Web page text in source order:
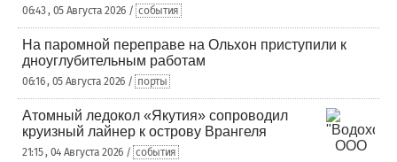
06:43 , 05 Августа 2026 / события
На паромной переправе на Ольхон приступили к
дноуглубительным работам
06:16 , 05 Августа 2026 / порты
Атомный ледокол «Якутия» сопроводил
круизный лайнер к острову Врангеля
21:15 , 04 Августа 2026 / события